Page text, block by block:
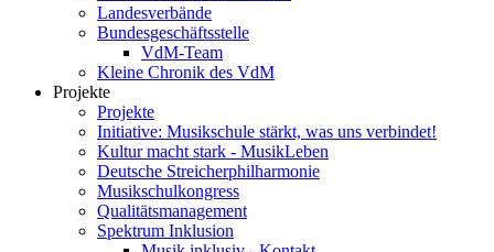
Landesverbände
Bundesgeschäftsstelle
VdM-Team
Kleine Chronik des VdM
Projekte
Projekte
Initiative: Musikschule stärkt, was uns verbindet!
Kultur macht stark - MusikLeben
Deutsche Streicherphilharmonie
Musikschulkongress
Qualitätsmanagement
Spektrum Inklusion